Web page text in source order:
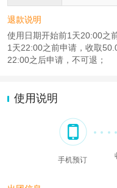
退款说明
使用日期开始前1天20:00之
1天22:00之前申请，收取
22:00之后申请，不可退；
使用说明
手机预订